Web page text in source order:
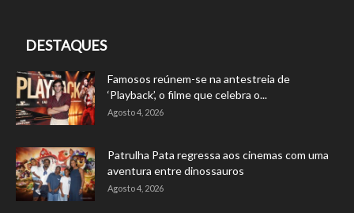
DESTAQUES
Famosos reúnem-se na antestreia de
‘Playback’, o filme que celebra o...
Agosto 4, 2026
Patrulha Pata regressa aos cinemas com uma
aventura entre dinossauros
Agosto 4, 2026